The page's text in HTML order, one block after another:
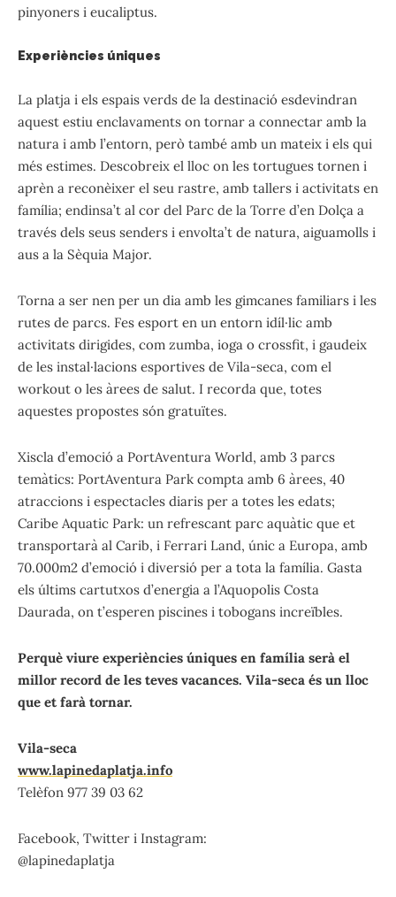
pinyoners i eucaliptus.
Experiències úniques
La platja i els espais verds de la destinació esdevindran
aquest estiu enclavaments on tornar a connectar amb la
natura i amb l’entorn, però també amb un mateix i els qui
més estimes. Descobreix el lloc on les tortugues tornen i
aprèn a reconèixer el seu rastre, amb tallers i activitats en
família; endinsa’t al cor del Parc de la Torre d’en Dolça a
través dels seus senders i envolta’t de natura, aiguamolls i
aus a la Sèquia Major.
Torna a ser nen per un dia amb les gimcanes familiars i les
rutes de parcs. Fes esport en un entorn idíl·lic amb
activitats dirigides, com zumba, ioga o crossfit, i gaudeix
de les instal·lacions esportives de Vila-seca, com el
workout o les àrees de salut. I recorda que, totes
aquestes propostes són gratuïtes.
Xiscla d’emoció a PortAventura World, amb 3 parcs
temàtics: PortAventura Park compta amb 6 àrees, 40
atraccions i espectacles diaris per a totes les edats;
Caribe Aquatic Park: un refrescant parc aquàtic que et
transportarà al Carib, i Ferrari Land, únic a Europa, amb
70.000m2 d’emoció i diversió per a tota la família. Gasta
els últims cartutxos d’energia a l’Aquopolis Costa
Daurada, on t’esperen piscines i tobogans increïbles.
Perquè viure experiències úniques en família serà el
millor record de les teves vacances. Vila-seca és un lloc
que et farà tornar.
Vila-seca
www.lapinedaplatja.info
Telèfon 977 39 03 62
Facebook, Twitter i Instagram:
@lapinedaplatja